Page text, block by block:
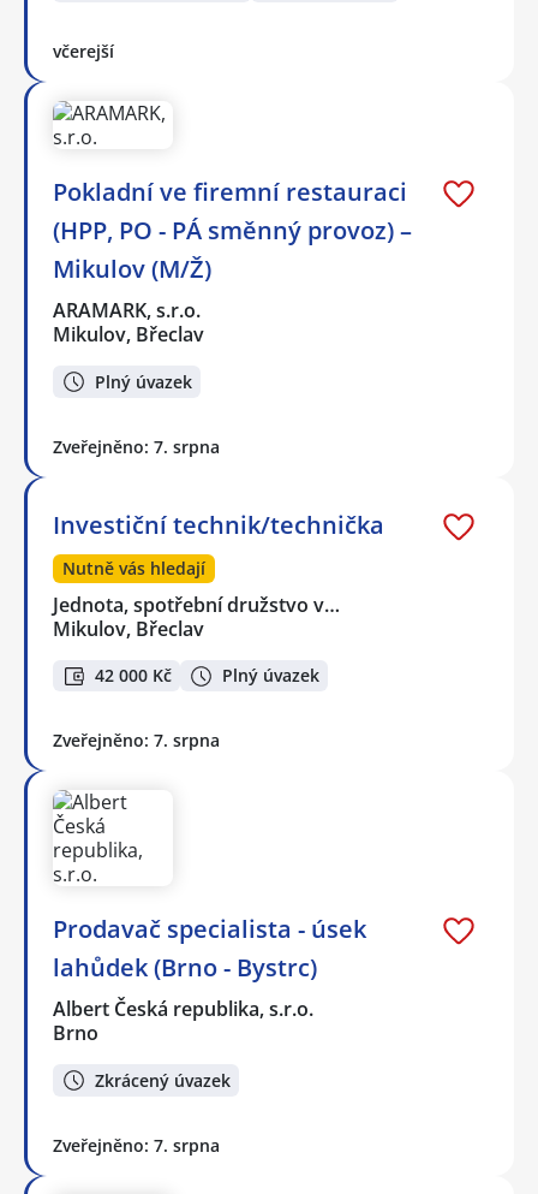
včerejší
Pokladní ve firemní restauraci
(HPP, PO - PÁ směnný provoz) –
Mikulov (M/Ž)
ARAMARK, s.r.o.
Mikulov, Břeclav
Plný úvazek
Zveřejněno: 7. srpna
Investiční technik/technička
Nutně vás hledají
Jednota, spotřební družstvo v…
Mikulov, Břeclav
42 000 Kč Plný úvazek
Zveřejněno: 7. srpna
Prodavač specialista - úsek
lahůdek (Brno - Bystrc)
Albert Česká republika, s.r.o.
Brno
Zkrácený úvazek
Zveřejněno: 7. srpna